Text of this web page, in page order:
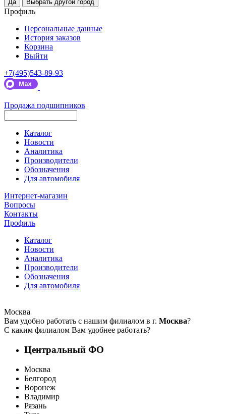
Профиль
Персональные данные
История заказов
Корзина
Выйти
+7(495)543-89-93
Продажа подшипников
Каталог
Новости
Аналитика
Производители
Обозначения
Для автомобиля
Интернет-магазин
Вопросы
Контакты
Профиль
Каталог
Новости
Аналитика
Производители
Обозначения
Для автомобиля
Москва
Вам удобно работать с нашим филиалом в г. Москва?
С каким филиалом Вам удобнее работать?
Центральный ФО
Москва
Белгород
Воронеж
Владимир
Рязань